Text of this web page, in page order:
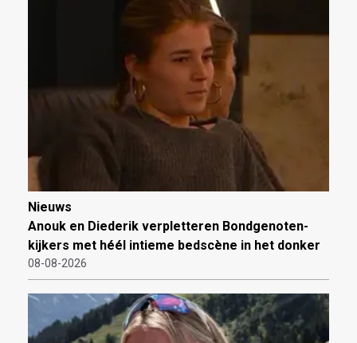
Nieuws
Anouk en Diederik verpletteren Bondgenoten-
kijkers met héél intieme bedscène in het donker
08-08-2026